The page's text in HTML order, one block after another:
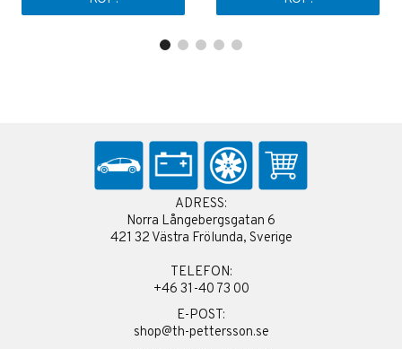
ADRESS:
Norra Långebergsgatan 6
421 32 Västra Frölunda, Sverige
TELEFON:
+46 31-40 73 00
E-POST:
shop@th-pettersson.se